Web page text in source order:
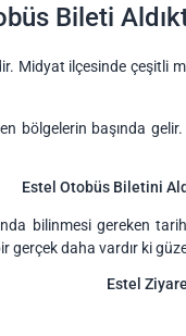
Bileti
Midyat ilçesinde çeşitli
bölgelerin başında
Estel Otobüs Biletini
bilinmesi gereken
daha vardır ki
Estel